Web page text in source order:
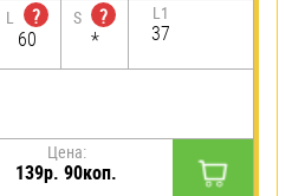
L
?
60
S
?
*
L1
37
Цена:
139р. 90коп.